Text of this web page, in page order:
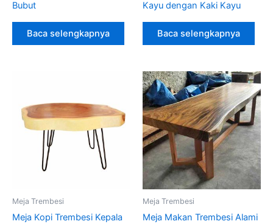
Bubut
Baca selengkapnya
Kayu dengan Kaki Kayu
Baca selengkapnya
Meja Trembesi
Meja Kopi Trembesi Kepala
Meja Trembesi
Meja Makan Trembesi Alami